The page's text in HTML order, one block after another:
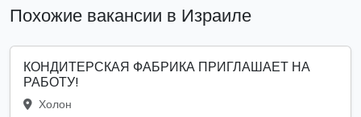
Похожие вакансии в Израиле
КОНДИТЕРСКАЯ ФАБРИКА ПРИГЛАШАЕТ НА
РАБОТУ!
Холон